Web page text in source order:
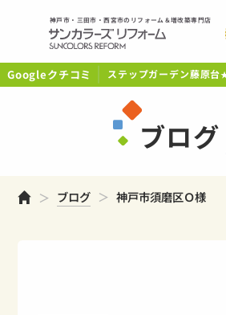
神戸市・三田市・西宮市のリフォーム＆増改築専門店
Googleクチコミ ステップガーデン藤原台
ブログ
ホームブログ 神戸市須磨区Ｏ様